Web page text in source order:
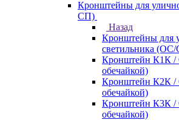
Кронштейны для
СП)
Назад
Кронштейны для
светильника
Кронштейн К1К /
обечайкой)
Кронштейн К2К /
обечайкой)
Кронштейн К3К /
обечайкой)